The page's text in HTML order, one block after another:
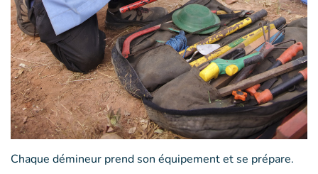
Chaque démineur prend son équipement et se prépare.